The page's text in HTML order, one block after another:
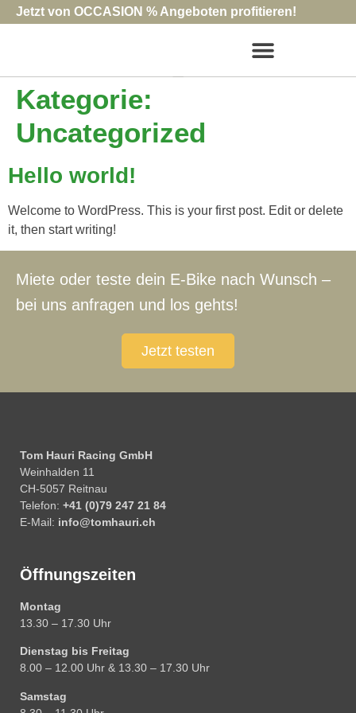
Jetzt von OCCASION % Angeboten profitieren!
Kategorie:
Uncategorized
Hello world!
Welcome to WordPress. This is your first post. Edit or delete
it, then start writing!
Miete oder teste dein E-Bike nach Wunsch –
bei uns anfragen und los gehts!
Jetzt testen
Tom Hauri Racing GmbH
Weinhalden 11
CH-5057 Reitnau
Telefon: +41 (0)79 247 21 84
E-Mail: info@tomhauri.ch
Öffnungszeiten
Montag
13.30 – 17.30 Uhr
Dienstag bis Freitag
8.00 – 12.00 Uhr & 13.30 – 17.30 Uhr
Samstag